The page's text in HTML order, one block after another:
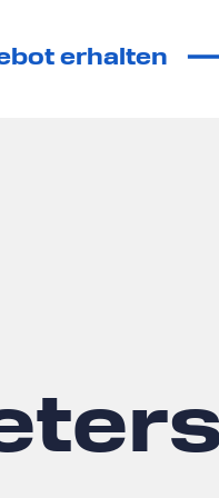
erhalten